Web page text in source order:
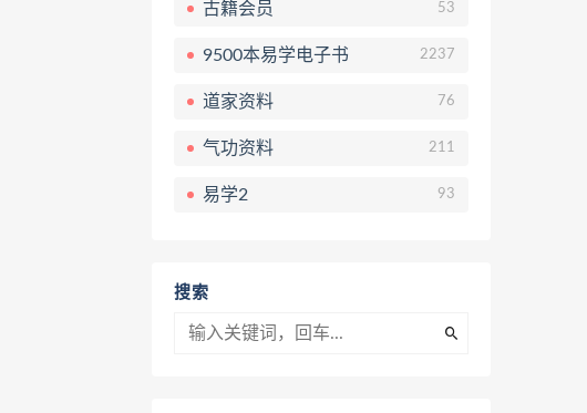
古籍会员 53
9500本易学电子书 2237
道家资料 76
气功资料 211
易学2 93
搜索